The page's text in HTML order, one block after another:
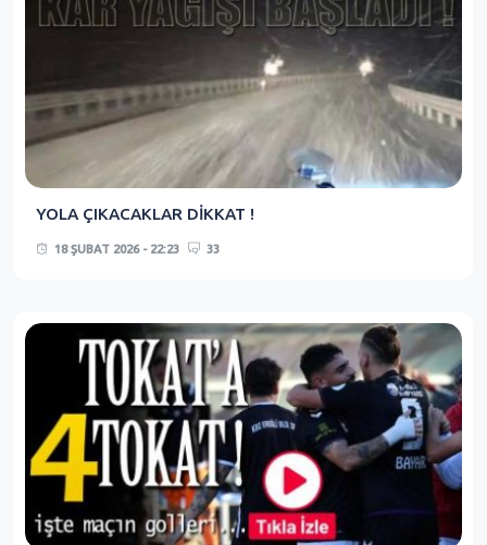
YOLA ÇIKACAKLAR DİKKAT !
18 ŞUBAT 2026 - 22:23 33